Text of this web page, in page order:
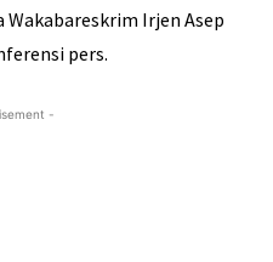
Wakabareskrim Irjen Asep
pers.
-